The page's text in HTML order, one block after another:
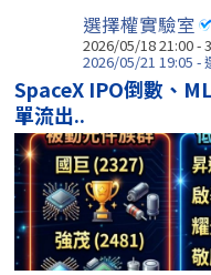
選擇權實驗室
2026/05/18 21:00 -
2026/05/21 19:05 -
SpaceX IPO倒數、
單流出..